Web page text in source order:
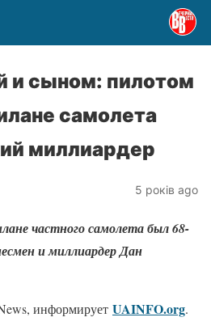
и сыном: пилотом
самолета
миллиардер
5 років ago
частного самолета был 68-
и миллиардер Дан
информирует UAINFO.org.